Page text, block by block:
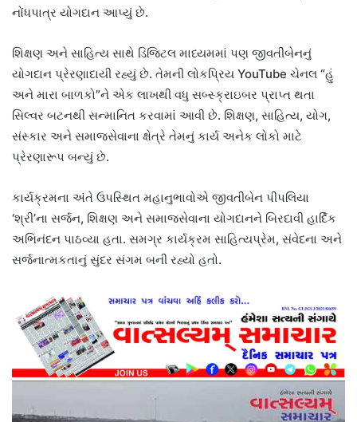
નોંધપાત્ર યોગદાન આપ્યું છે.
શિક્ષણ અને સાહિત્ય સાથે ડિજિટલ માધ્યમમાં પણ જીવતીબેનનું
યોગદાન પ્રેરણાદાયી રહ્યું છે. તેમની લોકપ્રિય YouTube ચેનલ “હું
અને મારા બાળકો”ને એક લાખથી વધુ સબ્સ્ક્રાઇબર પ્રાપ્ત થતા
સિલ્વર બટનથી સન્માનિત કરવામાં આવી છે. શિક્ષણ, સાહિત્ય, યોગ,
સંસ્કાર અને સમાજસેવાના ક્ષેત્રે તેમનું કાર્ય અનેક લોકો માટે
પ્રેરણારૂપ બન્યું છે.
કાર્યક્રમના અંતે ઉપસ્થિત મહાનુભાવોએ જીવતીબેન પીપલિયા
‘શ્રી’ના સર્જન, શિક્ષણ અને સમાજસેવાના યોગદાનને બિરદાવી હાર્દિક
અભિનંદન પાઠવ્યા હતા. સમગ્ર કાર્યક્રમ સાહિત્યપ્રેમ, સંવેદના અને
સર્જનાત્મકતાનું સુંદર સંગમ બની રહ્યો હતો.